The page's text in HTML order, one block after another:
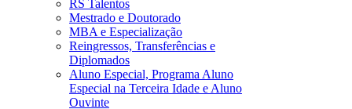
RS Talentos
Mestrado e Doutorado
MBA e Especialização
Reingressos, Transferências e
Diplomados
Aluno Especial, Programa Aluno
Especial na Terceira Idade e Aluno
Ouvinte